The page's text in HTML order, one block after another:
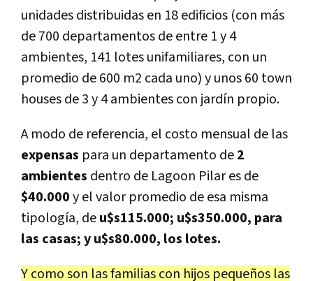
unidades distribuidas en 18 edificios (con más
de 700 departamentos de entre 1 y 4
ambientes, 141 lotes unifamiliares, con un
promedio de 600 m2 cada uno) y unos 60 town
houses de 3 y 4 ambientes con jardín propio.
A modo de referencia, el costo mensual de las
expensas para un departamento de2
ambientes dentro de Lagoon Pilar es de
$40.000y el valor promedio de esa misma
tipología, deu$s115.000; u$s350.000, para
las casas; y u$s80.000, los lotes.
Y como son las familias con hijos pequeños las